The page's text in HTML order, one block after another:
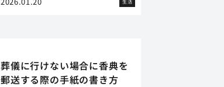
葬儀に行けない場合に香典を
郵送する際の手紙の書き方